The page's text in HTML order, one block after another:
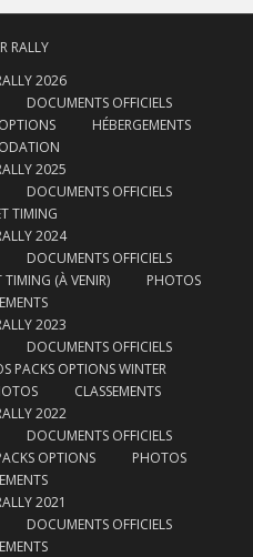
RALLY
2026
DOCUMENTS OFFICIELS
HÉBERGEMENTS
2025
DOCUMENTS OFFICIELS
TIMING
2024
DOCUMENTS OFFICIELS
TIMING (À VENIR)
PHOTOS
2023
DOCUMENTS OFFICIELS
PACKS OPTIONS WINTER
CLASSEMENTS
2022
DOCUMENTS OFFICIELS
OPTIONS
PHOTOS
2021
DOCUMENTS OFFICIELS